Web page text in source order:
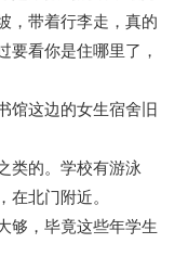
，带着行李走，真的
要看你是住哪里了，
馆这边的女生宿舍旧
类的。学校有游泳
北门附近。
够，毕竟这些年学生